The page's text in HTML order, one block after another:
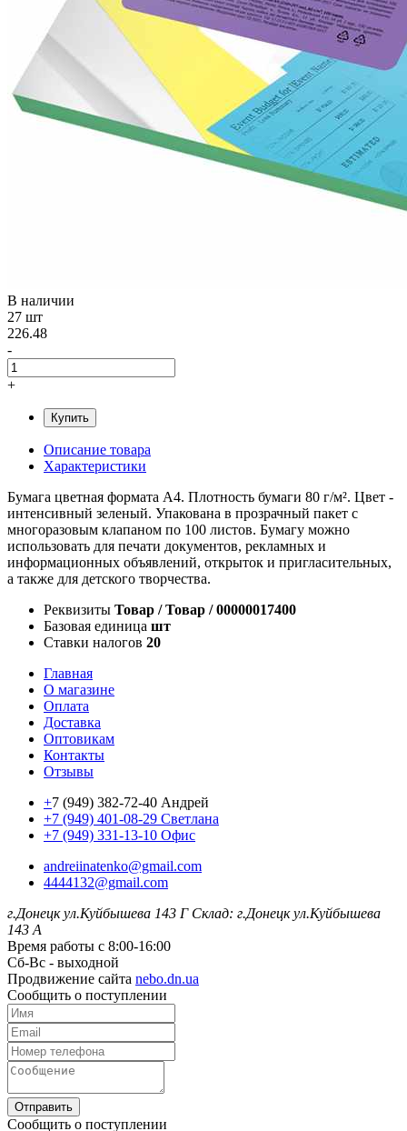
В наличии
27 шт
226.48
-
+
Купить
Описание товара
Характеристики
Бумага цветная формата А4. Плотность бумаги 80 г/м². Цвет -
интенсивный зеленый. Упакована в прозрачный пакет с
многоразовым клапаном по 100 листов. Бумагу можно
использовать для печати документов, рекламных и
информационных объявлений, открыток и пригласительных,
а также для детского творчества.
Реквизиты Товар / Товар / 00000017400
Базовая единица шт
Ставки налогов 20
Главная
О магазине
Оплата
Доставка
Оптовикам
Контакты
Отзывы
+7 (949) 382-72-40 Андрей
+7 (949) 401-08-29 Светлана
+7 (949) 331-13-10 Офис
andreiinatenko@gmail.com
4444132@gmail.com
г.Донецк ул.Куйбышева 143 Г Склад: г.Донецк ул.Куйбышева
143 А
Время работы с 8:00-16:00
Сб-Вс - выходной
Продвижение сайта nebo.dn.ua
Сообщить о поступлении
Отправить
Сообщить о поступлении